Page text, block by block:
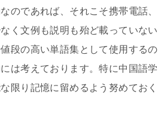
のであれば、それこそ携帯電話、
く文例も説明も殆ど載っていない
段の高い単語集として使用するの
は考えております。特に中国語学
限り記憶に留めるよう努めておく